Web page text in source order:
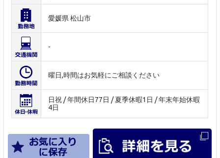
愛媛県 松山市
-
曜日,時間はお気軽にご相談ください
日祝 / 年間休日77日 / 夏季休暇1日 / 年末年始休暇
4日